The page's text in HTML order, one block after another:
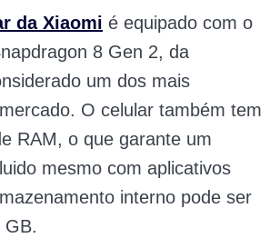
da Xiaomi é equipado com o
8 Gen 2, da
um dos mais
O celular também tem
RAM, o que garante um
mesmo com aplicativos
interno pode ser
GB.